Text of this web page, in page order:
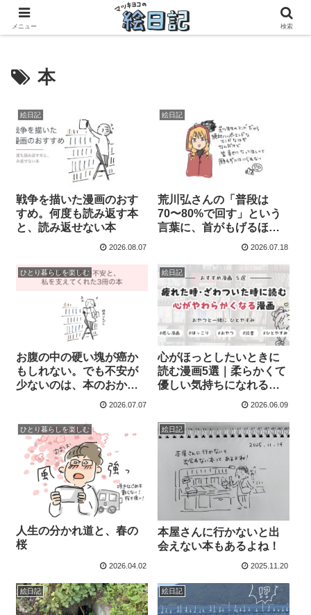
滋賀に移住した50代元主婦、フリーランス×パートの毎日
本
絵日記
戦争を描いた漫画のおす
すめ。何度も読み返す本
と、読み返せない本
2026.08.07
絵日記
荒川弘さんの「普段は
70〜80%で回す」という
言葉に、首がもげるほど
2026.07.18
ひとり暮らしを楽しむ
お腹の中の硬い塊が癌か
もしれない。でも不安が
少ないのは、本のおかげ
2026.07.07
絵日記
心がほっとしたいときに
読む漫画5選｜柔らかくて
優しい気持ちになれる作
2026.06.09
ひとり暮らしを楽しむ
人生の分かれ道と、春の
桜
2026.04.02
絵日記
本屋さんに行かないと出
会えない本もあるよね！
2025.11.20
絵日記 絵日記
メニュー 検索